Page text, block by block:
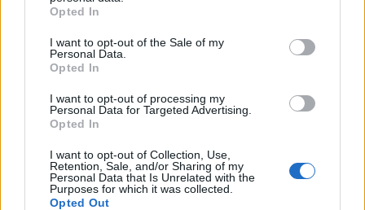
grant or deny consent to Google and its third-party tags to
use your data for below specified purposes in below Google
consent section.
Opted In
I want to opt-out of the Sale of my
Personal Data.
Opted In
I want to opt-out of processing my
Personal Data for Targeted Advertising.
Opted In
I want to opt-out of Collection, Use,
Retention, Sale, and/or Sharing of my
Personal Data that Is Unrelated with the
Purposes for which it was collected.
Opted Out
Travel News
Η ευρωπαϊκή πόλη που είναι ο καλύτερος προορισμός στον
18 Ιουνίου 2025, 11:00
Το να ταξιδεύει κανείς μόνος του μπορεί να είναι μια συναρπαστική και